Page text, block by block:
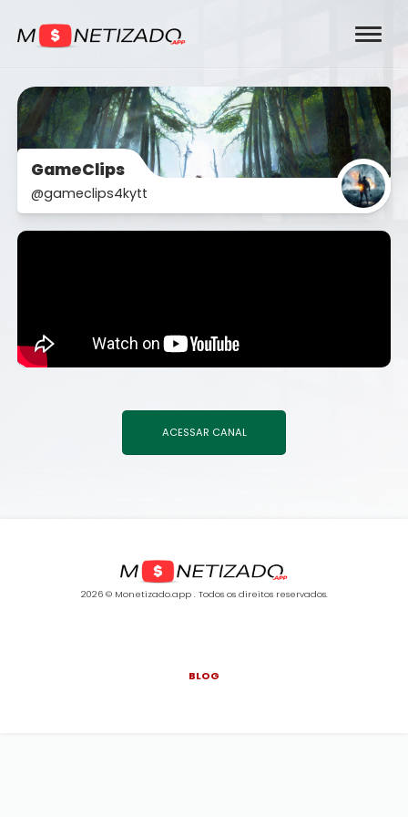
GameClips
@gameclips4kytt
ACESSAR CANAL
2026 © Monetizado.app . Todos os direitos reservados.
BLOG